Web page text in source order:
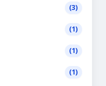
(3)
(1)
(1)
(1)